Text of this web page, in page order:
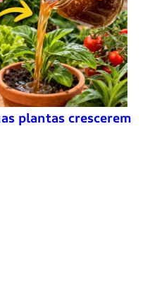
plantas crescerem